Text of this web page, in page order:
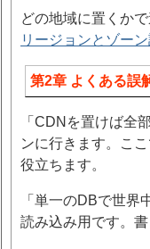
どの地域に置くか
リージョンとゾー
第2章 よくある誤
「CDNを置けば全
ンに行きます。こ
役立ちます。
「単一のDBで世
読み込み用です。